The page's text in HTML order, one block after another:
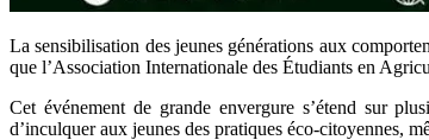
La sensibilisation des jeunes générations aux
que l’Association Internationale des Étudiants en
Cet événement de grande envergure s’étend sur
d’inculquer aux jeunes des pratiques éco-citoyennes,